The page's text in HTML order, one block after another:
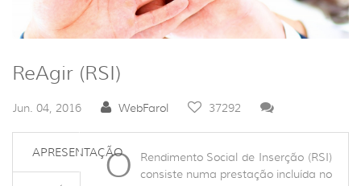
ReAgir (RSI)
Jun. 04, 2016 WebFarol 37292
APRESENTAÇÃO
O
Rendimento Social de Inserção (RSI)
consiste numa prestação incluída no